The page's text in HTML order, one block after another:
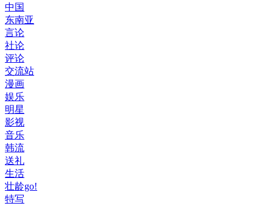
中国
东南亚
言论
社论
评论
交流站
漫画
娱乐
明星
影视
音乐
韩流
送礼
生活
壮龄go!
特写